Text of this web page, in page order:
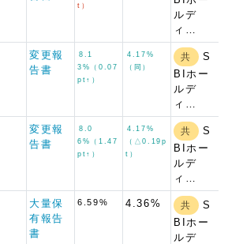
t）
ルデ
ィ…
変更報
告書
8.1
3%（0.07
pt↑）
4.17%
（同）
共
S
BIホー
ルデ
ィ…
変更報
告書
8.0
6%（1.47
pt↑）
4.17%
（△0.19p
t）
共
S
BIホー
ルデ
ィ…
大量保
有報告
書
6.59% 4.36% 共
S
BIホー
ルデ